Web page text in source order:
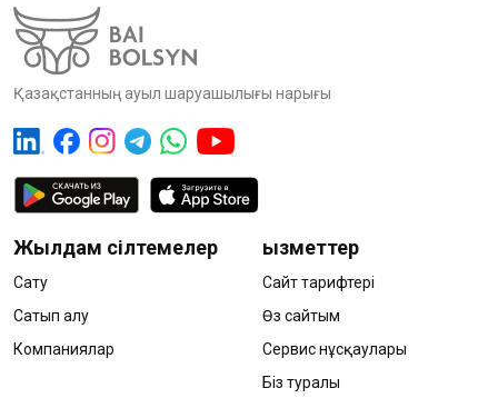
Қазақстанның ауыл шаруашылығы нарығы
Жылдам сілтемелер
Сату
Сатып алу
Компаниялар
Қызметтер
Сайт тарифтері
Өз сайтым
Сервис нұсқаулары
Біз туралы